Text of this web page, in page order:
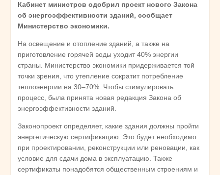
Кабинет министров одобрил проект нового Закона
об энергоэффективности зданий, сообщает
Министерство экономики.
На освещение и отопление зданий, а также на
приготовление горячей воды уходит 40% энергии
страны. Министерство экономики придерживается той
точки зрения, что утепление сократит потребление
теплоэнергии на 30–70%. Чтобы стимулировать
процесс, была принята новая редакция Закона об
энергоэффективности зданий.
Законопроект определяет, какие здания должны пройти
энергетическую сертификацию. Это будет необходимо
при проектировании, реконструкции или реновации, как
условие для сдачи дома в эксплуатацию. Также
сертификаты понадобятся общественным строениям и